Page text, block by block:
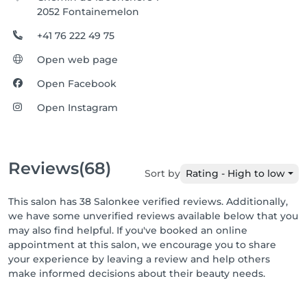
2052 Fontainemelon
+41 76 222 49 75
Open web page
Open Facebook
Open Instagram
Reviews(68) Sort by Rating - High to low
This salon has 38 Salonkee verified reviews. Additionally,
we have some unverified reviews available below that you
may also find helpful. If you've booked an online
appointment at this salon, we encourage you to share
your experience by leaving a review and help others
make informed decisions about their beauty needs.